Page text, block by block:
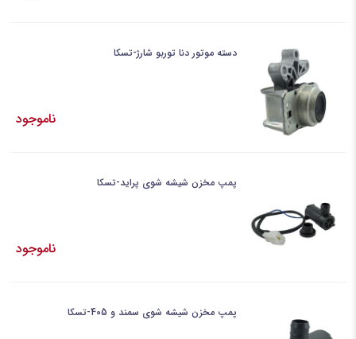
دسته موتور دنا توربو شارژ-تسکا
ناموجود
پمپ مخزن شیشه شوی پراید-تسکا
ناموجود
پمپ مخزن شیشه شوی سمند و 405-تسکا